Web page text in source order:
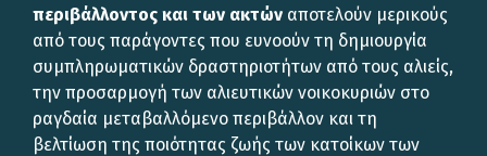
περιβάλλοντος και των ακτών αποτελούν μερικούς
από τους παράγοντες που ευνοούν τη δημιουργία
συμπληρωματικών δραστηριοτήτων από τους αλιείς,
την προσαρμογή των αλιευτικών νοικοκυριών στο
ραγδαία μεταβαλλόμενο περιβάλλον και τη
βελτίωση της ποιότητας ζωής των κατοίκων των